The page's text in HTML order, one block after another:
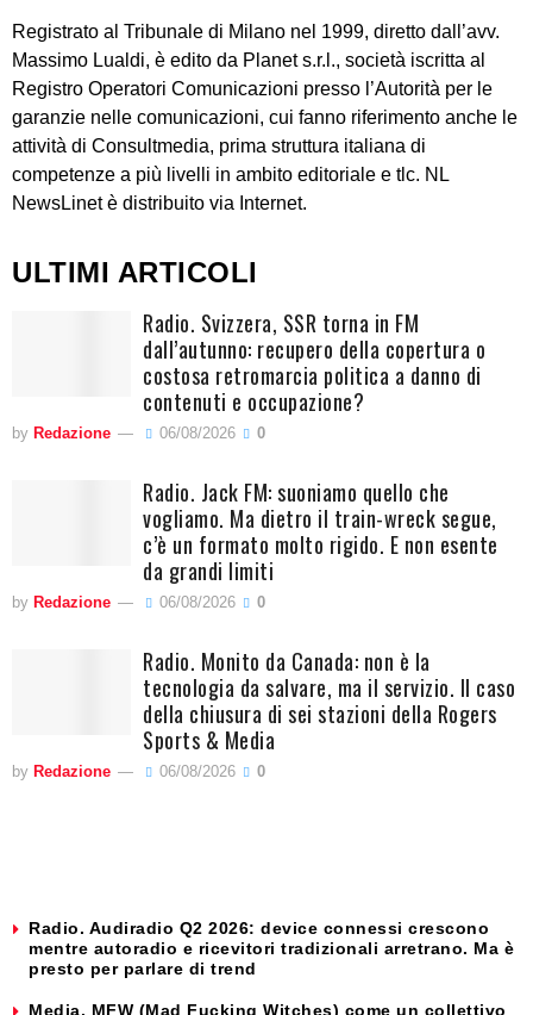
Registrato al Tribunale di Milano nel 1999, diretto dall’avv.
Massimo Lualdi, è edito da Planet s.r.l., società iscritta al
Registro Operatori Comunicazioni presso l’Autorità per le
garanzie nelle comunicazioni, cui fanno riferimento anche le
attività di Consultmedia, prima struttura italiana di
competenze a più livelli in ambito editoriale e tlc. NL
NewsLinet è distribuito via Internet.
ULTIMI ARTICOLI
Radio. Svizzera, SSR torna in FM
dall’autunno: recupero della copertura o
costosa retromarcia politica a danno di
contenuti e occupazione?
by Redazione 06/08/2026 0
Radio. Jack FM: suoniamo quello che
vogliamo. Ma dietro il train-wreck segue,
c’è un formato molto rigido. E non esente
da grandi limiti
by Redazione 06/08/2026 0
Radio. Monito da Canada: non è la
tecnologia da salvare, ma il servizio. Il caso
della chiusura di sei stazioni della Rogers
Sports & Media
by Redazione 06/08/2026 0
Radio. Audiradio Q2 2026: device connessi crescono
mentre autoradio e ricevitori tradizionali arretrano. Ma è
presto per parlare di trend
Media. MFW (Mad Fucking Witches) come un collettivo